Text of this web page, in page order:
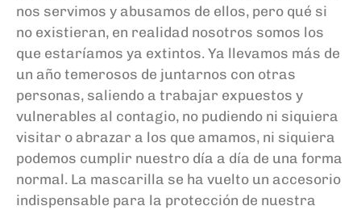
nos servimos y abusamos de ellos, pero qué si
no existieran, en realidad nosotros somos los
que estaríamos ya extintos. Ya llevamos más de
un año temerosos de juntarnos con otras
personas, saliendo a trabajar expuestos y
vulnerables al contagio, no pudiendo ni siquiera
visitar o abrazar a los que amamos, ni siquiera
podemos cumplir nuestro día a día de una forma
normal. La mascarilla se ha vuelto un accesorio
indispensable para la protección de nuestra